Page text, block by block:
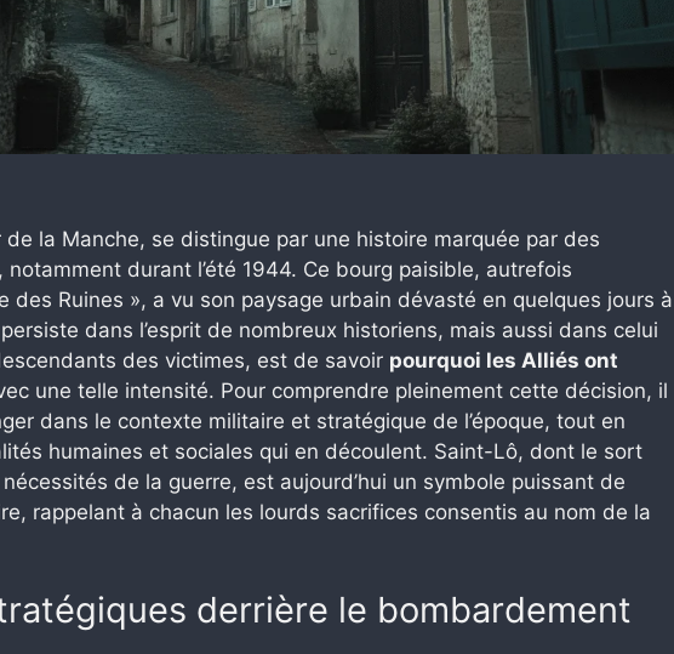
la Manche, se distingue par une histoire marquée par des
durant l’été 1944. Ce bourg paisible, autrefois
des Ruines », a vu son paysage urbain dévasté en quelques jours à
dans l’esprit de nombreux historiens, mais aussi dans celui
des victimes, est de savoir pourquoi les Alliés ont
une telle intensité. Pour comprendre pleinement cette décision, il
dans le contexte militaire et stratégique de l’époque, tout en
humaines et sociales qui en découlent. Saint-Lô, dont le sort
de la guerre, est aujourd’hui un symbole puissant de
rappelant à chacun les lourds sacrifices consentis au nom de la
derrière le bombardement